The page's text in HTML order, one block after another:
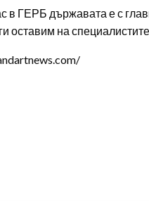
в ГЕРБ държавата е с
оставим на